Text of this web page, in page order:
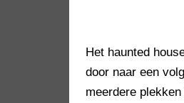
Het haunted
door naar een
meerdere